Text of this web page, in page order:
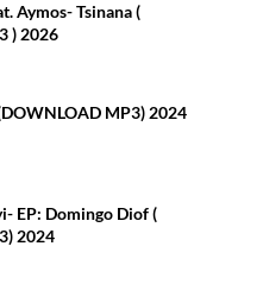
Aymos- Tsinana (
) 2026
MP3) 2024
EP: Domingo Diof (
2024